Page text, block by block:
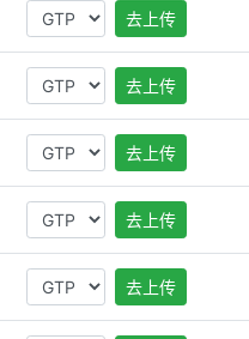
去上传
去上传
去上传
去上传
去上传